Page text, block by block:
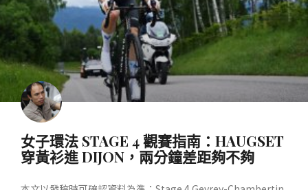
女子環法 STAGE 4 觀賽指南：HAUGSET
穿黃衫進 DIJON，兩分鐘差距夠不夠